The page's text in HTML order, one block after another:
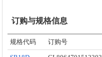
订购与规格信息
规格代码 订购号